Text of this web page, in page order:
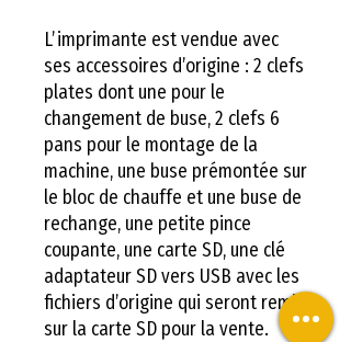
L’imprimante est vendue avec
ses accessoires d’origine : 2 clefs
plates dont une pour le
changement de buse, 2 clefs 6
pans pour le montage de la
machine, une buse prémontée sur
le bloc de chauffe et une buse de
rechange, une petite pince
coupante, une carte SD, une clé
adaptateur SD vers USB avec les
fichiers d’origine qui seront remis
sur la carte SD pour la vente.